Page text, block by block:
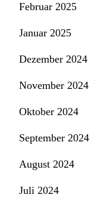
Februar 2025
Januar 2025
Dezember 2024
November 2024
Oktober 2024
September 2024
August 2024
Juli 2024